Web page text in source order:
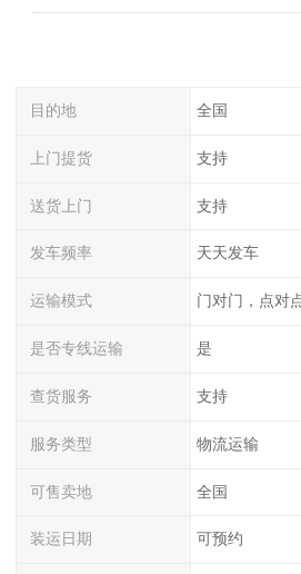
目的地 全国
上门提货 支持
送货上门 支持
发车频率 天天发车
运输模式 门对门，点对
是否专线运输 是
查货服务 支持
服务类型 物流运输
可售卖地 全国
装运日期 可预约